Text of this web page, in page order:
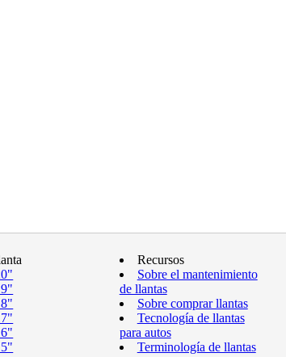
Recursos
Sobre el mantenimiento
de llantas
Sobre comprar llantas
Tecnología de llantas
para autos
Terminología de llantas